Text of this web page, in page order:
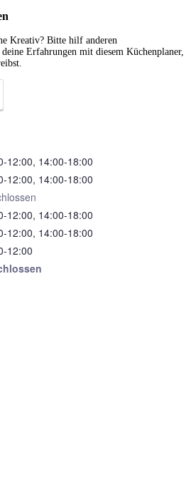
Kreativ? Bitte hilf anderen
Erfahrungen mit diesem Küchenplaner,
14:00‑18:00
14:00‑18:00
14:00‑18:00
14:00‑18:00